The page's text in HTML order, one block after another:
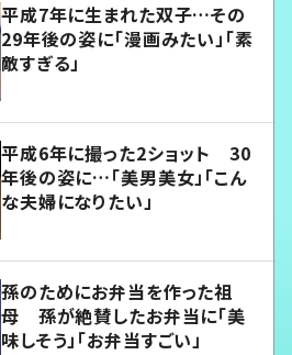
平成7年に生まれた双子…その
29年後の姿に「漫画みたい」「素
敵すぎる」
平成6年に撮った2ショット 30
年後の姿に…「美男美女」「こん
な夫婦になりたい」
孫のためにお弁当を作った祖
母 孫が絶賛したお弁当に「美
味しそう」「お弁当すごい」